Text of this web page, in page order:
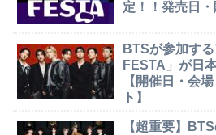
定！！発売日
BTSが参加す
FESTA」が日
【開催日・会
ト】
【超重要】